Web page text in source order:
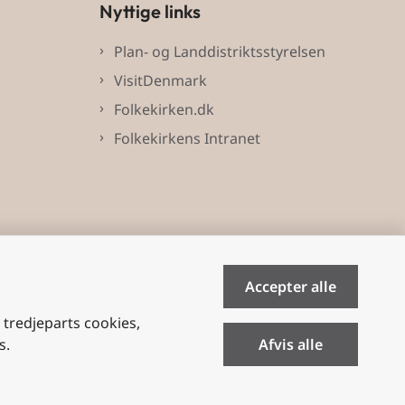
Nyttige links
Plan- og Landdistriktsstyrelsen
VisitDenmark
Folkekirken.dk
Folkekirkens Intranet
cookies,
Accepter alle
Afvis alle